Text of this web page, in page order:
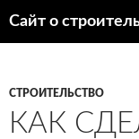
Сайт о
СТРОИТЕЛЬСТВО
КАК